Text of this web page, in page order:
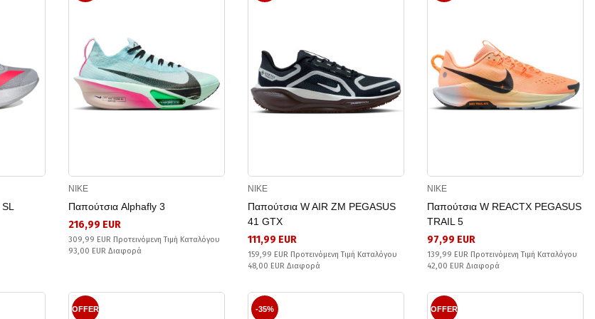
NIKE
Παπούτσια Alphafly 3
216,99 EUR
309,99 EUR Προτεινόμενη Τιμή Καταλόγου
93,00 EUR Διαφορά
NIKE
Παπούτσια W AIR ZM PEGASUS
41 GTX
111,99 EUR
159,99 EUR Προτεινόμενη Τιμή Καταλόγου
48,00 EUR Διαφορά
NIKE
Παπούτσια W REACTX PEGASUS
TRAIL 5
97,99 EUR
139,99 EUR Προτεινόμενη Τιμή Καταλόγου
42,00 EUR Διαφορά
OFFER -35% OFFER